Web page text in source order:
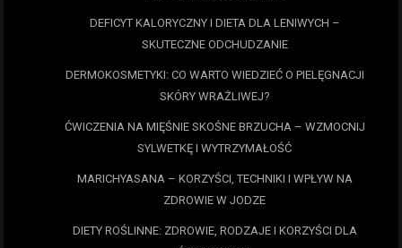
DEFICYT KALORYCZNY I DIETA DLA LENIWYCH –
SKUTECZNE ODCHUDZANIE
DERMOKOSMETYKI: CO WARTO WIEDZIEĆ O PIELĘGNACJI
SKÓRY WRAŻLIWEJ?
ĆWICZENIA NA MIĘŚNIE SKOŚNE BRZUCHA – WZMOCNIJ
SYLWETKĘ I WYTRZYMAŁOŚĆ
MARICHYASANA – KORZYŚCI, TECHNIKI I WPŁYW NA
ZDROWIE W JODZE
DIETY ROŚLINNE: ZDROWIE, RODZAJE I KORZYŚCI DLA